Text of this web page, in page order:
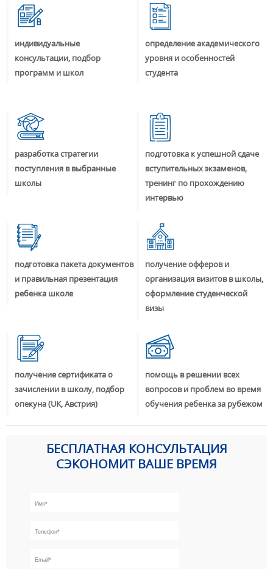
индивидуальные
консультации, подбор
программ и школ
определение академического
уровня и особенностей
студента
разработка стратегии
поступления в выбранные
школы
подготовка к успешной сдаче
вступительных экзаменов,
тренинг по прохождению
интервью
подготовка пакета документов
и правильная презентация
ребенка школе
получение офферов и
организация визитов в школы,
оформление студенческой
визы
получение сертификата о
зачислении в школу, подбор
опекуна (UK, Австрия)
помощь в решении всех
вопросов и проблем во время
обучения ребенка за рубежом
БЕСПЛАТНАЯ КОНСУЛЬТАЦИЯ
СЭКОНОМИТ ВАШЕ ВРЕМЯ